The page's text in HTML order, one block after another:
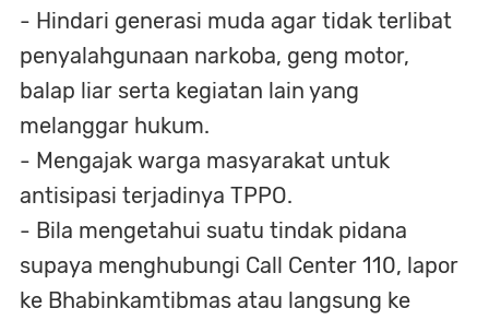
- Hindari generasi muda agar tidak terlibat
penyalahgunaan narkoba, geng motor,
balap liar serta kegiatan lain yang
melanggar hukum.
- Mengajak warga masyarakat untuk
antisipasi terjadinya TPPO.
- Bila mengetahui suatu tindak pidana
supaya menghubungi Call Center 110, lapor
ke Bhabinkamtibmas atau langsung ke